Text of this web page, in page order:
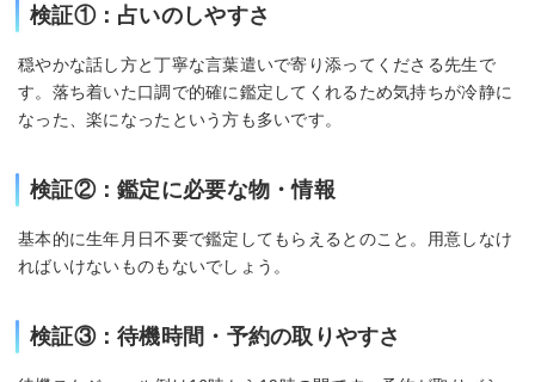
検証①：占いのしやすさ
穏やかな話し方と丁寧な言葉遣いで寄り添ってくださる先生で
す。落ち着いた口調で的確に鑑定してくれるため気持ちが冷静に
なった、楽になったという方も多いです。
検証②：鑑定に必要な物・情報
基本的に生年月日不要で鑑定してもらえるとのこと。用意しなけ
ればいけないものもないでしょう。
検証③：待機時間・予約の取りやすさ